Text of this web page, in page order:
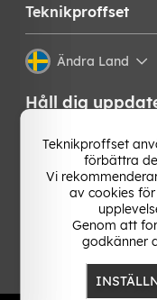
Teknikproffset
Ändra Land
Håll dig
Få de senaste
bästa tipsen från
vårt nyhetsbrev!
Teknikproffset
förbättra
Vi
av cookies
Genom att
godkänner